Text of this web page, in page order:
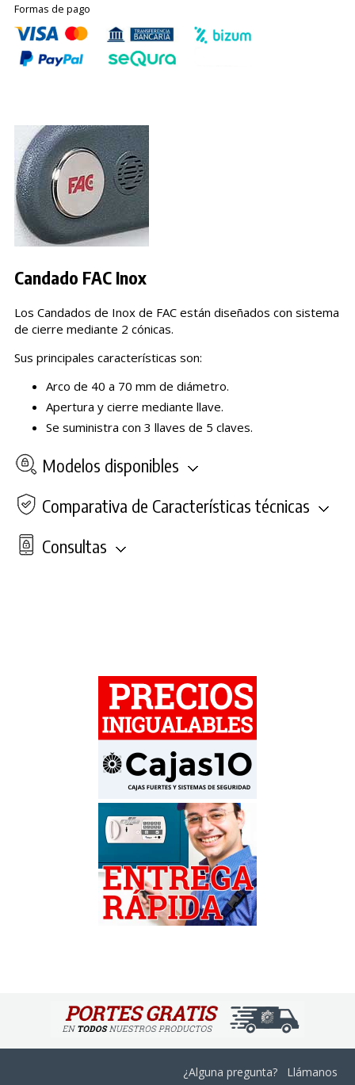
Formas de pago
Candado FAC Inox
Los Candados de Inox de FAC están diseñados con sistema
de cierre mediante 2 cónicas.
Sus principales características son:
Arco de 40 a 70 mm de diámetro.
Apertura y cierre mediante llave.
Se suministra con 3 llaves de 5 claves.
Modelos disponibles
Comparativa de Características técnicas
Consultas
¿Alguna pregunta? Llámanos